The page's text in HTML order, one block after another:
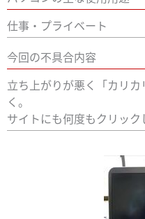
仕事・プライベート
今回の不具合内容
立ち上がりが悪く「カリ
く。
サイトにも何度もクリック